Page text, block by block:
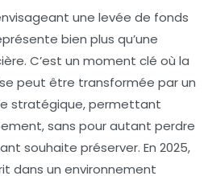
une levée de fonds
bien plus qu’une
C’est un moment clé où la
peut être transformée par un
stratégique, permettant
sans pour autant perdre
souhaite préserver. En 2025,
dans un environnement